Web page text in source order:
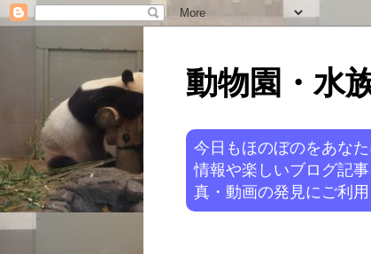
動物園・水
今日もほのぼのをあな
情報や楽しいブログ記
真・動画の発見にご利